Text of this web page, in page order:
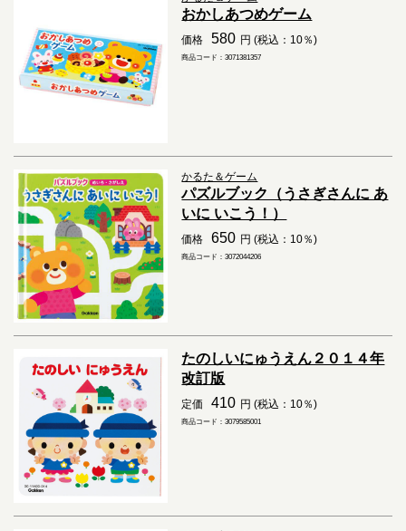
おかしあつめゲーム
価格 580 円 (税込：10％)
商品コード：3071381357
かるた＆ゲーム
パズルブック（うさぎさんに あ
いに いこう！）
価格 650 円 (税込：10％)
商品コード：3072044206
たのしいにゅうえん２０１４年
改訂版
定価 410 円 (税込：10％)
商品コード：3079585001